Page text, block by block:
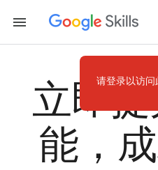
立即
能，
请登录以访问